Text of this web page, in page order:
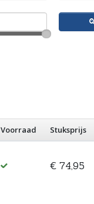
Voorraad
Stuksprijs
€ 74,95